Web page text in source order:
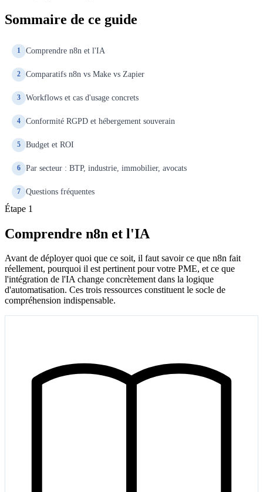
Sommaire de ce guide
1 Comprendre n8n et l'IA
2 Comparatifs n8n vs Make vs Zapier
3 Workflows et cas d'usage concrets
4 Conformité RGPD et hébergement souverain
5 Budget et ROI
6 Par secteur : BTP, industrie, immobilier, avocats
7 Questions fréquentes
Étape 1
Comprendre n8n et l'IA
Avant de déployer quoi que ce soit, il faut savoir ce que n8n fait
réellement, pourquoi il est pertinent pour votre PME, et ce que
l'intégration de l'IA change concrètement dans la logique
d'automatisation. Ces trois ressources constituent le socle de
compréhension indispensable.